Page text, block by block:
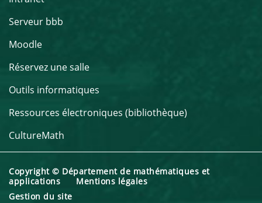
Serveur bbb
Moodle
Réservez une salle
Outils informatiques
Ressources électroniques (bibliothèque)
CultureMath
Copyright © Département de mathématiques et
applications Mentions légales
Gestion du site